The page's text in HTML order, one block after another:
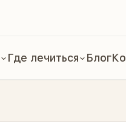
Где лечиться Блог